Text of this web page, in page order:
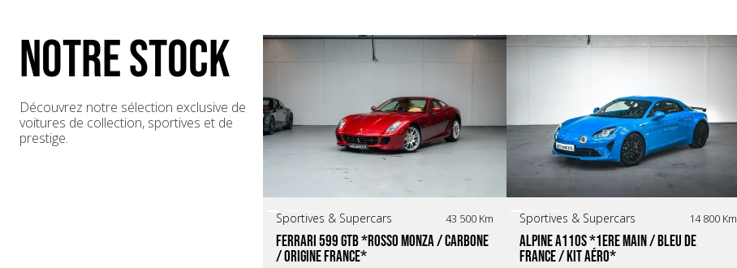
27/03/2018 - 48.549 km - Modena Sport Ferrari SARL
15/05/2020 - 52.250 km - Fiorano Racing
NOTRE STOCK
Découvrez notre sélection exclusive de
voitures de collection, sportives et de
prestige.
Sportives & Supercars 43 500 Km
Ferrari 599 GTB *Rosso Monza / Carbone
/ Origine France*
Sportives & Supercars 14 800 Km
Alpine A110S *1ère main / Bleu de
France / Kit Aéro*